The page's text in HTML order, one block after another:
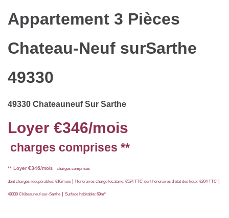
Appartement 3 Pièces
Chateau-Neuf surSarthe
49330
49330 Chateauneuf Sur Sarthe
Loyer €346/mois
charges comprises **
** Loyer €346/mois charges comprises
dont charges récupérables: €10/mois | Honoraires charge locataire: €524 TTC dont honoraires d'état des lieux: €204 TTC |
49330 Châteauneuf-sur-Sarthe | Surface habitable: 69m²